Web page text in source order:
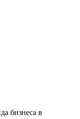
бизнеса в